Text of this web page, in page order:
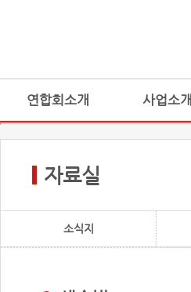
연합회소개 사업소개
자료실
소식지